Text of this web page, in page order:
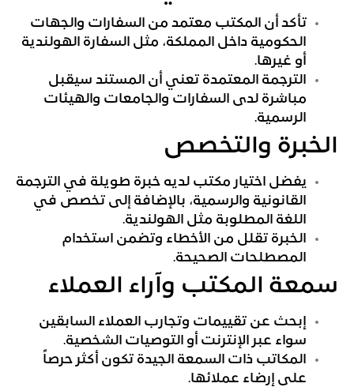
تأكد أن المكتب معتمد من السفارات والجهات
الحكومية داخل المملكة، مثل السفارة الهولندية
أو غيرها.
الترجمة المعتمدة تعني أن المستند سيقبل
مباشرة لدى السفارات والجامعات والهيئات
الرسمية.
الخبرة والتخصص
يفضل اختيار مكتب لديه خبرة طويلة في الترجمة
القانونية والرسمية، بالإضافة إلى تخصص في
اللغة المطلوبة مثل الهولندية.
الخبرة تقلل من الأخطاء وتضمن استخدام
المصطلحات الصحيحة.
سمعة المكتب وآراء العملاء
إبحث عن تقييمات وتجارب العملاء السابقين
سواء عبر الإنترنت أو التوصيات الشخصية.
المكاتب ذات السمعة الجيدة تكون أكثر حرصاً
على إرضاء عملائها.